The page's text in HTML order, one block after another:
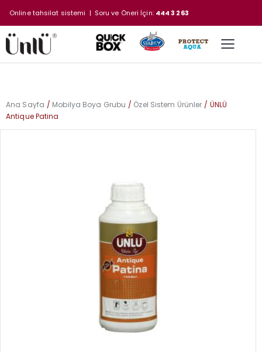
Online tahsilat sistemi | Soru ve Öneri İçin: 444 3 263
Ana Sayfa Mobilya Boya Grubu Özel Sistem Ürünler
ÜNLÜ
Antique Patina